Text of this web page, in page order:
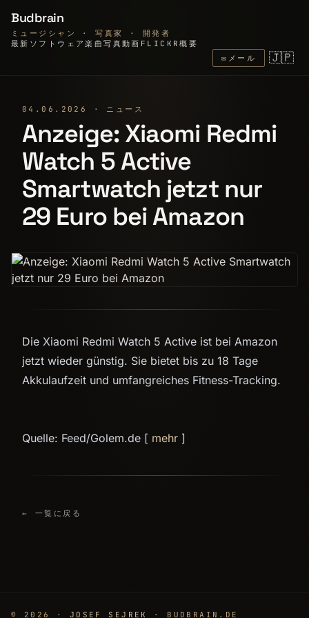
Budbrain
ミュージシャン · 写真家 · 開発者
最新 ソフトウェア楽曲写真動画 FLICKR概要
✉ メール 🇯🇵
04.06.2026 · ニュース
Anzeige: Xiaomi Redmi
Watch 5 Active
Smartwatch jetzt nur
29 Euro bei Amazon
Die Xiaomi Redmi Watch 5 Active ist bei Amazon
jetzt wieder günstig. Sie bietet bis zu 18 Tage
Akkulaufzeit und umfangreiches Fitness-Tracking.
Quelle: Feed/Golem.de [ mehr ]
← 一覧に戻る
© 2026 · JOSEF SEJREK · BUDBRAIN.DE